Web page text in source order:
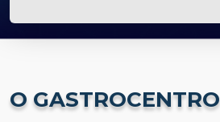
O GASTROCENTRO